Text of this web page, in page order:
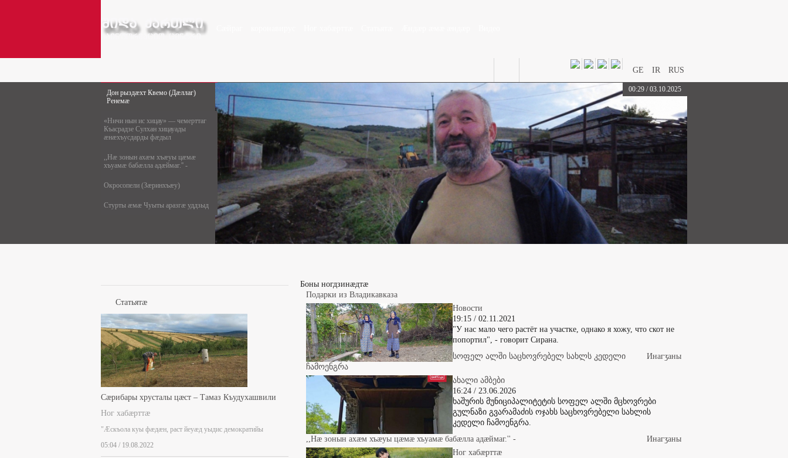
GE IR RUS
00:29 / 03.10.2025
Дон рыздæхт Квемо (Дæллаг)
Ренемæ
«Ничи нын ис хицау» — чемерттаг
Къасрадзе Сулхан хицауады
æнæхъусдарды фæдыл
,,Нæ зонын ахæм хъæуы цæмæ
хъуамæ бабæлла адæймаг.'' -
Окросопели (Зæринхъæу)
Стурты æмæ Чуыты аразгæ уддзыд
Статьятæ
Сæрибары хрусталы цæст – Тамаз Къудухашвили
Ног хабæрттæ
"Æскъола куы фæдæн, раст йеуæд уыдис демократийы
05:04 / 19.08.2022
Боны ногдзинæдтæ
Подарки из Владикавказа
Новости
19:15 / 02.11.2021
"У нас мало чего растёт на участке, однако я хожу, что скот не
попортил", - говорит Сирана.
Инaгӡaны
სოფელ ალში საცხოვრებელ სახლს კედელი
ჩამოენგრა
ახალი ამბები
16:24 / 23.06.2026
ხაშურის მუნიციპალიტეტის სოფელ ალში მცხოვრები
გულნაზი გვარამაძის ოჯახს საცხოვრებელი სახლის
კედელი ჩამოენგრა.
Инaгӡaны
,,Нæ зонын ахæм хъæуы цæмæ хъуамæ бабæлла адæймаг.'' -
Ног хабæрттæ